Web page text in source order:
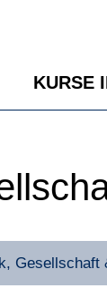
KURSE
Gesellschaft